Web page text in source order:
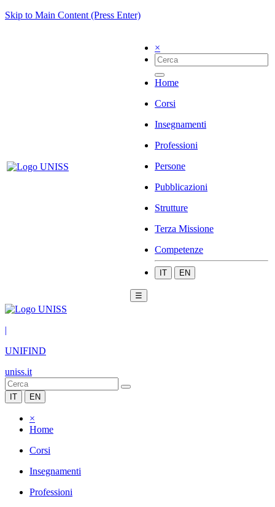
Skip to Main Content (Press Enter)
×
Home
Corsi
Insegnamenti
Professioni
Persone
Pubblicazioni
Strutture
Terza Missione
Competenze
IT EN
☰
|
UNIFIND
uniss.it
IT EN
×
Home
Corsi
Insegnamenti
Professioni